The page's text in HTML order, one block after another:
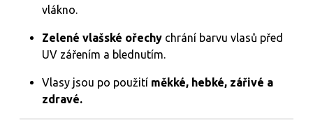
vlákno.
Zelené vlašské ořechy chrání barvu vlasů před
UV zářením a blednutím.
Vlasy jsou po použití měkké, hebké, zářivé a
zdravé.